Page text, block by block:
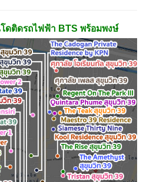
ดติดรถไฟฟ้า BTS พร้อมพงษ์